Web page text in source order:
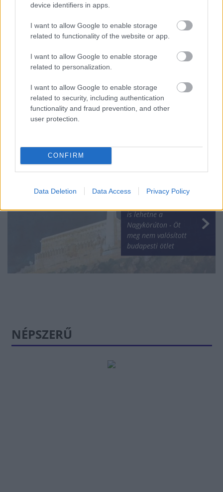
device identifiers in apps.
I want to allow Google to enable storage
related to functionality of the website or app.
I want to allow Google to enable storage
related to personalization.
I want to allow Google to enable storage
related to security, including authentication
functionality and fraud prevention, and other
user protection.
CONFIRM
Data Deletion Data Access Privacy Policy
Több mint százezer
üzlet zár be végleg
is lehetne a
Nagykörúton - Öt
meg nem valósított
budapesti ötlet
NÉPSZERŰ